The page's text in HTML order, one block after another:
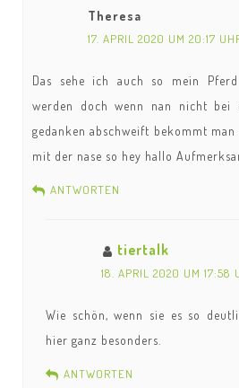
Theresa
17. APRIL 2020 UM 20:17
Das sehe ich auch so mein
werden doch wenn nan nicht
gedanken abschweift bekommt
mit der nase so hey hallo
ANTWORTEN
tiertalk
18. APRIL 2020 UM 17:58
Wie schön, wenn sie es so
hier ganz besonders.
ANTWORTEN